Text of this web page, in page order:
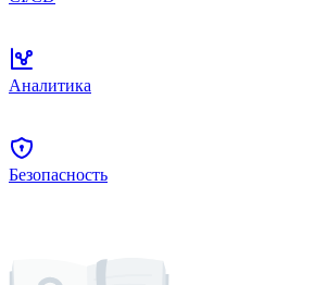
Аналитика
Безопасность